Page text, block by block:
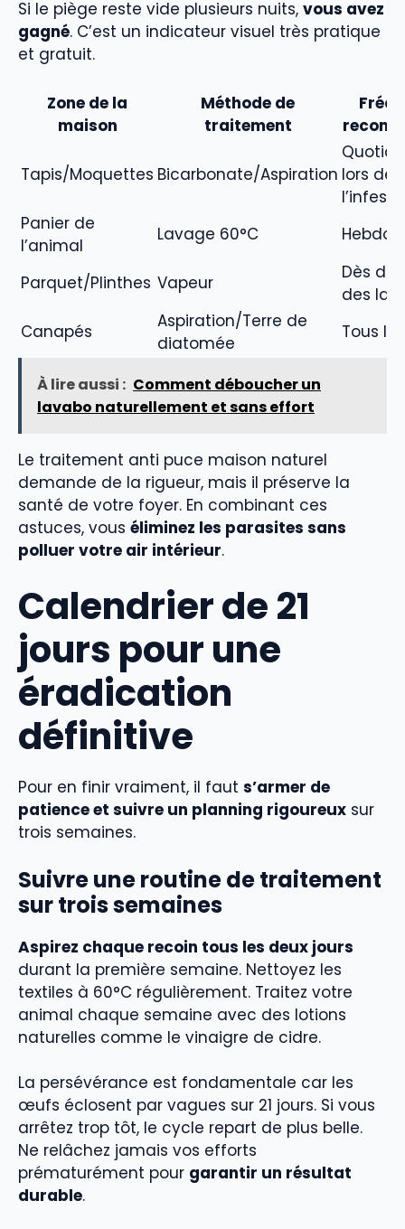
Si le piège reste vide plusieurs nuits, vous avez
gagné. C’est un indicateur visuel très pratique
et gratuit.
Zone de la
maison
Méthode de
traitement
Tapis/Moquettes Bicarbonate/Aspiration lors de
Panier de
l’animal
Lavage 60°C
Parquet/Plinthes Vapeur
Dès
des
Canapés
Aspiration/Terre de
diatomée
Tous
À lire aussi : Comment déboucher un
lavabo naturellement et sans effort
Le traitement anti puce maison naturel
demande de la rigueur, mais il préserve la
santé de votre foyer. En combinant ces
astuces, vous éliminez les parasites sans
polluer votre air intérieur.
Calendrier de 21
jours pour une
éradication
définitive
Pour en finir vraiment, il faut s’armer de
patience et suivre un planning rigoureux sur
trois semaines.
Suivre une routine de traitement
sur trois semaines
Aspirez chaque recoin tous les deux jours
durant la première semaine. Nettoyez les
textiles à 60°C régulièrement. Traitez votre
animal chaque semaine avec des lotions
naturelles comme le vinaigre de cidre.
La persévérance est fondamentale car les
œufs éclosent par vagues sur 21 jours. Si vous
arrêtez trop tôt, le cycle repart de plus belle.
Ne relâchez jamais vos efforts
prématurément pour garantir un résultat
durable.